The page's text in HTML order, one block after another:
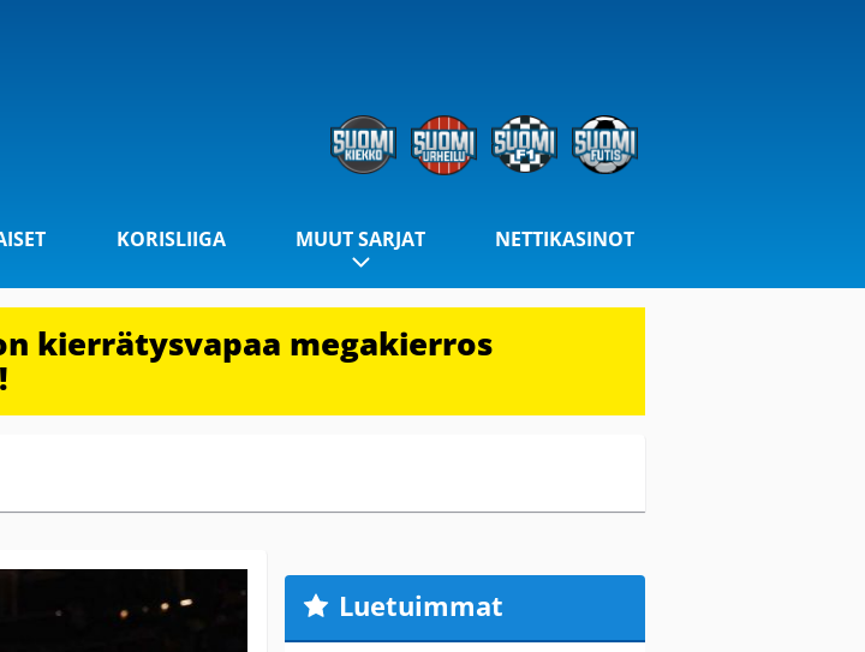
KORISLIIGA MUUT SARJAT NETTIKASINOT
kierrätysvapaa megakierros
Luetuimmat